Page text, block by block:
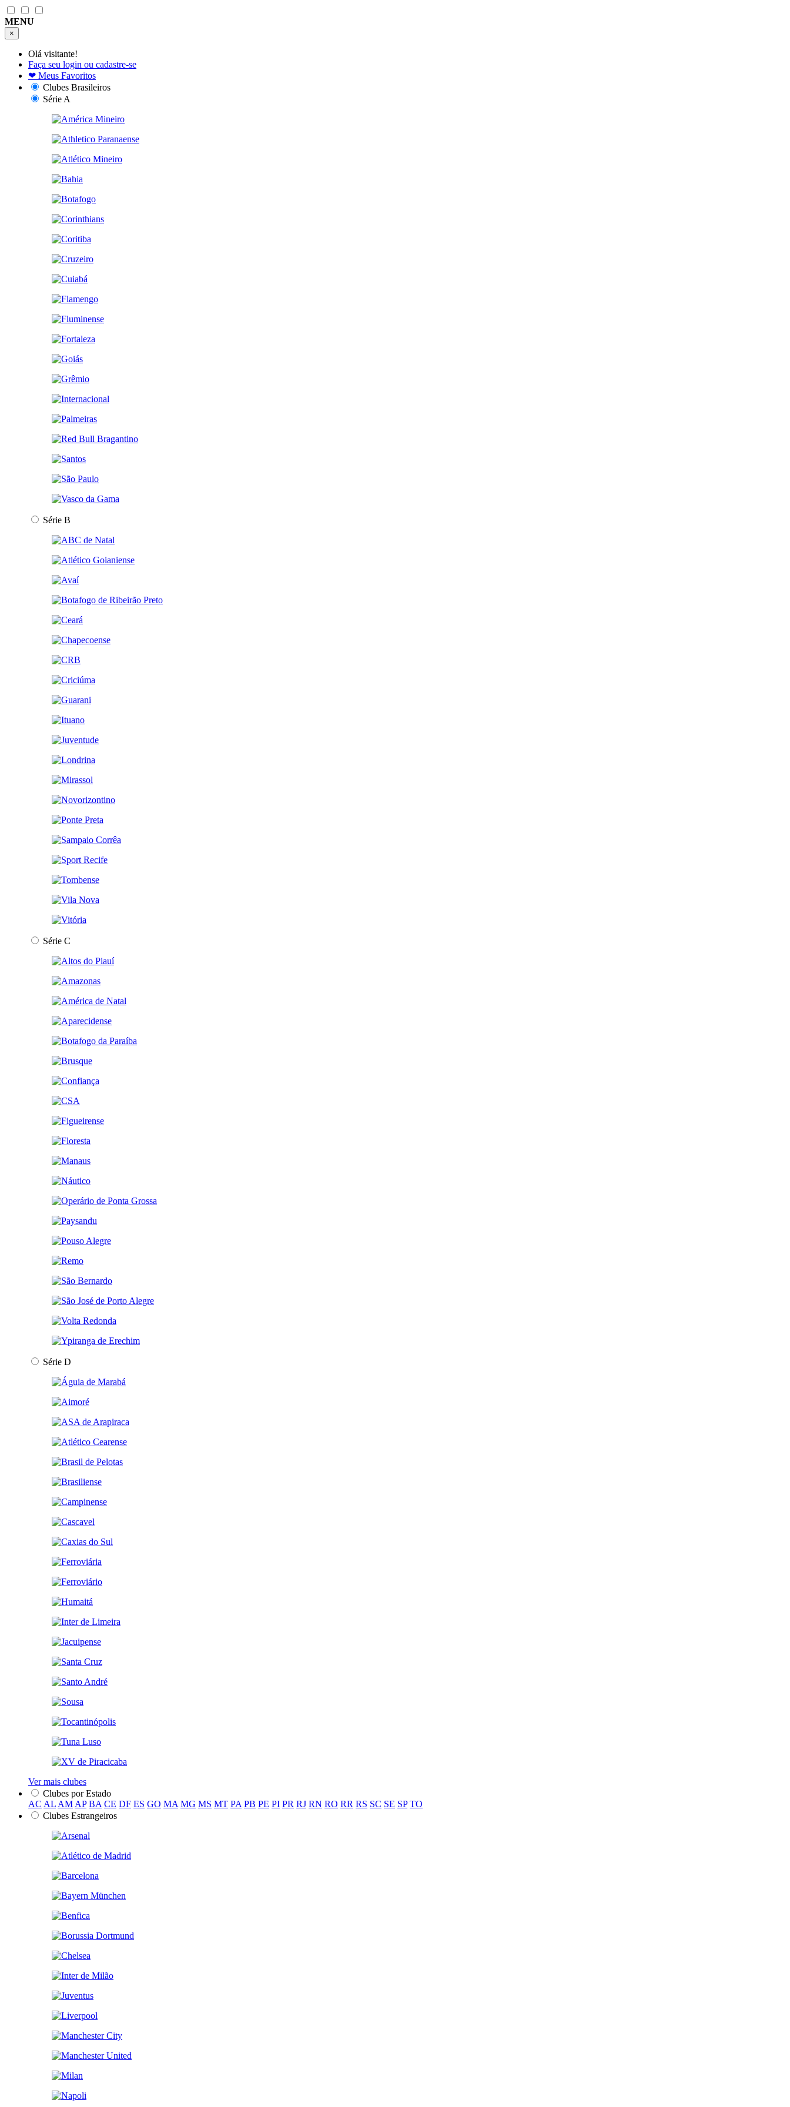
MENU
×
Olá visitante!
Faça seu login ou cadastre-se
❤ Meus Favoritos
Clubes Brasileiros
Série A
Série B
Série C
Série D
Ver mais clubes
Clubes por Estado
AC AL AM AP BA CE DF ES GO MA MG MS MT PA PB PE PI PR RJ RN RO RR RS SC SE SP TO
Clubes Estrangeiros